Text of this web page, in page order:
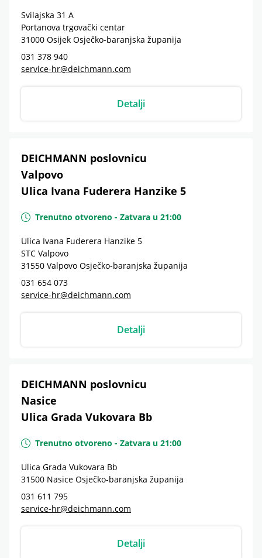
Svilajska 31 A
Portanova trgovački centar
31000 Osijek Osječko-baranjska županija
031 378 940
service-hr@deichmann.com
Detalji
DEICHMANN poslovnicu
Valpovo
Ulica Ivana Fuderera Hanzike 5
Trenutno otvoreno - Zatvara u 21:00
Ulica Ivana Fuderera Hanzike 5
STC Valpovo
31550 Valpovo Osječko-baranjska županija
031 654 073
service-hr@deichmann.com
Detalji
DEICHMANN poslovnicu
Nasice
Ulica Grada Vukovara Bb
Trenutno otvoreno - Zatvara u 21:00
Ulica Grada Vukovara Bb
31500 Nasice Osječko-baranjska županija
031 611 795
service-hr@deichmann.com
Detalji